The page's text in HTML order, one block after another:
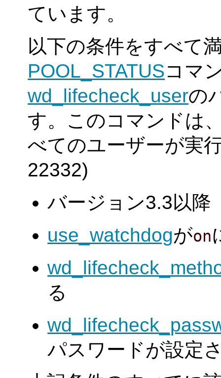
ています。
以下の条件をすべて
POOL_STATUSコマ
wd_lifecheck_userの
す。このコマンドは
べてのユーザーが実
22332)
バージョン3.3以降
use_watchdogがon
る
パスワードが設定